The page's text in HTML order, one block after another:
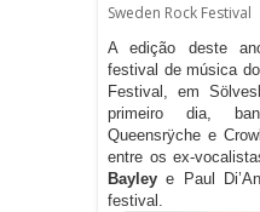
Sweden Rock Festival
A edição deste
festival de música
Festival, em
primeiro dia,
Queensrÿche e
entre os ex-
Bayley e Paul
festival.